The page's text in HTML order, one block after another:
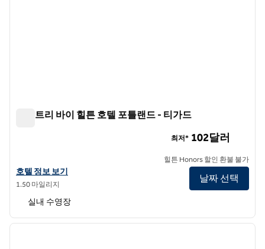
더블트리 바이 힐튼 호텔 포틀랜드 - 티가드
더블트리 바이 힐튼 호텔 포틀랜드 - 티가드의 호텔 정보 보기
호텔 정보 보기
1.50 마일리지
최저* 102달러
힐튼 Honors 할인 환불 불가
날짜 선택
실내 수영장
1/12
다음